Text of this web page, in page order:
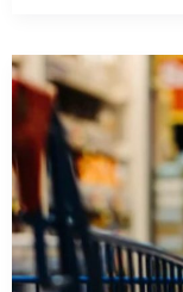
product!